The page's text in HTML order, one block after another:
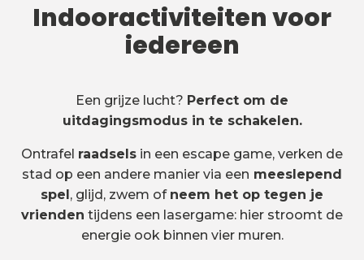
Indooractiviteiten voor
iedereen
Een grijze lucht? Perfect om de
uitdagingsmodus in te schakelen.
Ontrafel raadsels in een escape game, verken de
stad op een andere manier via een meeslepend
spel, glijd, zwem of neem het op tegen je
vrienden tijdens een lasergame: hier stroomt de
energie ook binnen vier muren.